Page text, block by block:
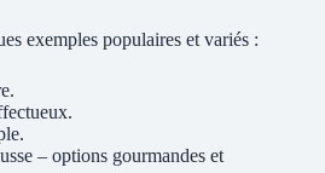
exemples populaires et variés :
– options gourmandes et